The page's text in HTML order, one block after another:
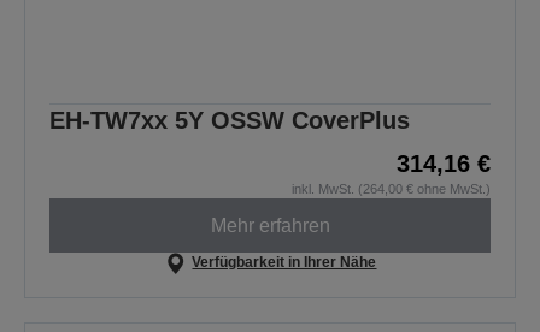
EH-TW7xx 5Y OSSW CoverPlus
314,16 €
inkl. MwSt. (264,00 € ohne MwSt.)
Mehr erfahren
Verfügbarkeit in Ihrer Nähe